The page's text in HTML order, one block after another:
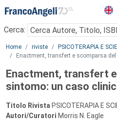
Menu
Cerca:
Main content
Home riviste PSICOTERAPIA E
Enactment, transfert e scomparsa
Enactment, transfert
sintomo: un caso
Titolo Rivista PSICOTERAPIA E
Autori/Curatori Morris N. Eagle